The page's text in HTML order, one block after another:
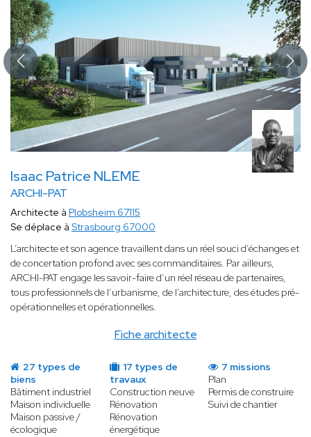
Isaac Patrice NLEME
ARCHI-PAT
Fiche architecte
Architecte à Plobsheim 67115
Se déplace à Strasbourg 67000
L’architecte et son agence travaillent dans un réel souci d’échanges et
de concertation profond avec ses commanditaires. Par ailleurs,
ARCHI-PAT engage les savoir-faire d’un réel réseau de partenaires,
tous professionnels de l’urbanisme, de l’architecture, des études pré-
opérationnelles et opérationnelles.
27 types de
biens
Bâtiment industriel
Maison individuelle
Maison passive /
écologique
17 types de
travaux
Construction neuve
Rénovation
Rénovation
énergétique
7 missions
Plan
Permis de construire
Suivi de chantier